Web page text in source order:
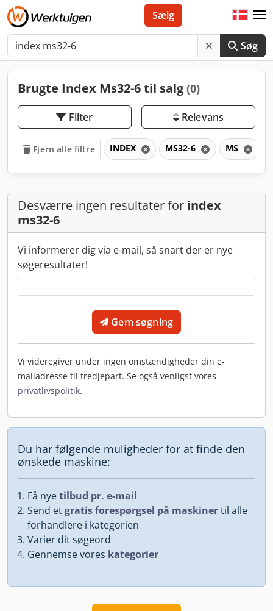
Søg
Sælg
Brugte Index Ms32-6 til salg (0)
Filter Relevans
Fjern alle filtre INDEX MS32-6 MS
Desværre ingen resultater for index
ms32-6
Vi informerer dig via e-mail, så snart der er nye
søgeresultater!
Gem søgning
Vi videregiver under ingen omstændigheder din e-
mailadresse til tredjepart. Se også venligst vores
privatlivspolitik.
Du har følgende muligheder for at finde den
ønskede maskine:
Få nyetilbud pr. e-mail
Send etgratis forespørgsel på maskinertil alle
forhandlere i kategorien
Varier dit søgeord
Gennemse vores kategorier